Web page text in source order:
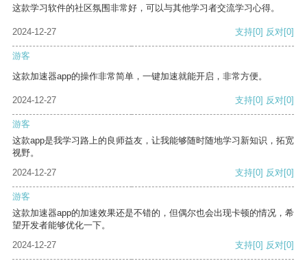
这款学习软件的社区氛围非常好，可以与其他学习者交流学习心得。
2024-12-27 支持[0] 反对[0]
游客
这款加速器app的操作非常简单，一键加速就能开启，非常方便。
2024-12-27 支持[0] 反对[0]
游客
这款app是我学习路上的良师益友，让我能够随时随地学习新知识，拓宽
视野。
2024-12-27
支持[0] 反对[0]
游客
这款加速器app的加速效果还是不错的，但偶尔也会出现卡顿的情况，希
望开发者能够优化一下。
2024-12-27
支持[0] 反对[0]